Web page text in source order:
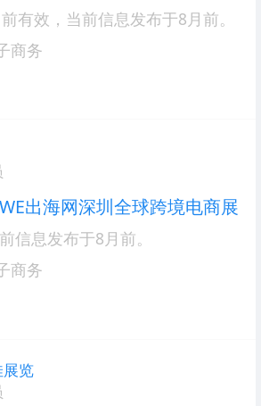
有效 ，当前信息发布于8月前。
商务
出海网深圳全球跨境电商展
信息发布于8月前。
商务
览